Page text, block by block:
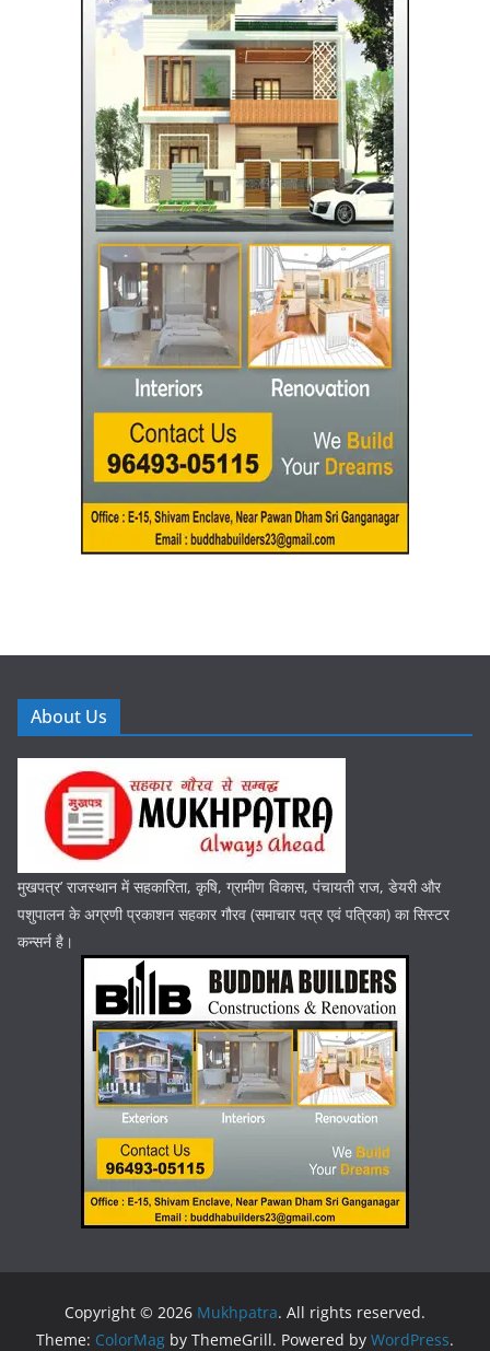
About Us
मुखपत्र’ राजस्थान में सहकारिता, कृषि, ग्रामीण विकास, पंचायती राज, डेयरी और
पशुपालन के अग्रणी प्रकाशन सहकार गौरव (समाचार पत्र एवं पत्रिका) का सिस्टर
कन्सर्न है।
Copyright © 2026 Mukhpatra. All rights reserved.
Theme: ColorMag by ThemeGrill. Powered by WordPress.